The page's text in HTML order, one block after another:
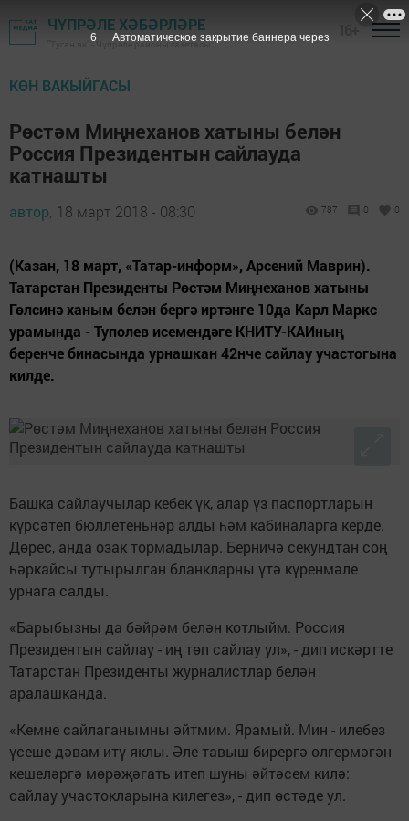
ЧҮПРӘЛЕ ХӘБӘРЛӘРЕ
"Туган як" - Чүпрәле районы газетасы
КӨН ВАКЫЙГАСЫ
Рөстәм Миңнеханов хатыны белән
Россия Президентын сайлауда
катнашты
автор, 18 март 2018 - 08:30 787 0 0
(Казан, 18 март, «Татар-информ», Арсений Маврин).
Татарстан Президенты Рөстәм Миңнеханов хатыны
Гөлсинә ханым белән бергә иртәнге 10да Карл Маркс
урамында - Туполев исемендәге КНИТУ-КАИның
беренче бинасында урнашкан 42нче сайлау участогына
килде.
Башка сайлаучылар кебек үк, алар үз паспортларын
күрсәтеп бюллетеньнәр алды һәм кабиналарга керде.
Дөрес, анда озак тормадылар. Берничә секундтан соң
һәркайсы тутырылган бланкларны үтә күренмәле
урнага салды.
«Барыбызны да бәйрәм белән котлыйм. Россия
Президентын сайлау - иң төп сайлау ул», - дип искәртте
Татарстан Президенты журналистлар белән
аралашканда.
«Кемне сайлаганымны әйтмим. Ярамый. Мин - илебез
үсеше дәвам итү яклы. Әле тавыш бирергә өлгермәгән
кешеләргә мөрәҗәгать итеп шуны әйтәсем килә:
сайлау участокларына килегез», - дип өстәде ул.
5 Автоматическое закрытие баннера через